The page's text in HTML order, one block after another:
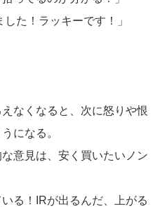
た！ラッキーです！」
なくなると、次に怒りや恨
になる。
意見は、安く買いたいノン
る！IRが出るんだ、上がる